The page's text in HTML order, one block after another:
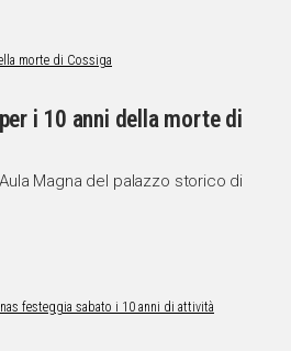
i 10 anni della morte di
Magna del palazzo storico di